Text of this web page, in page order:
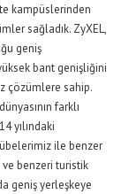
kampüslerinden
sağladık. ZyXEL,
geniş
bant genişliğini
çözümlere sahip.
farklı
yılındaki
ile benzer
benzeri turistik
geniş yerleşkeye